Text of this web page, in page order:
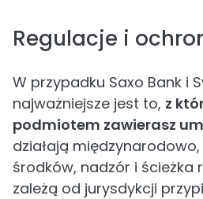
Regulacje i
W przypadku Saxo Bank i
najważniejsze jest to, z
podmiotem zawierasz
działają
środków, nadzór i ścieżka
zależą od jurysdykcji